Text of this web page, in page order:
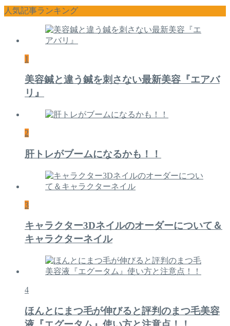
人気記事ランキング
1
美容鍼と違う鍼を刺さない最新美容『エアバ
リ』
2
肝トレがブームになるかも！！
3
キャラクター3Dネイルのオーダーについて＆
キャラクターネイル
4
ほんとにまつ毛が伸びると評判のまつ毛美容